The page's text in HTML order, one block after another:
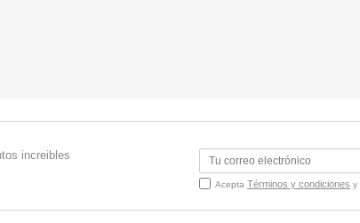
increibles
Acepta Términos y condiciones y